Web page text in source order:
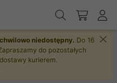
niedostępny. Do 16
do pozostałych
kurierem.